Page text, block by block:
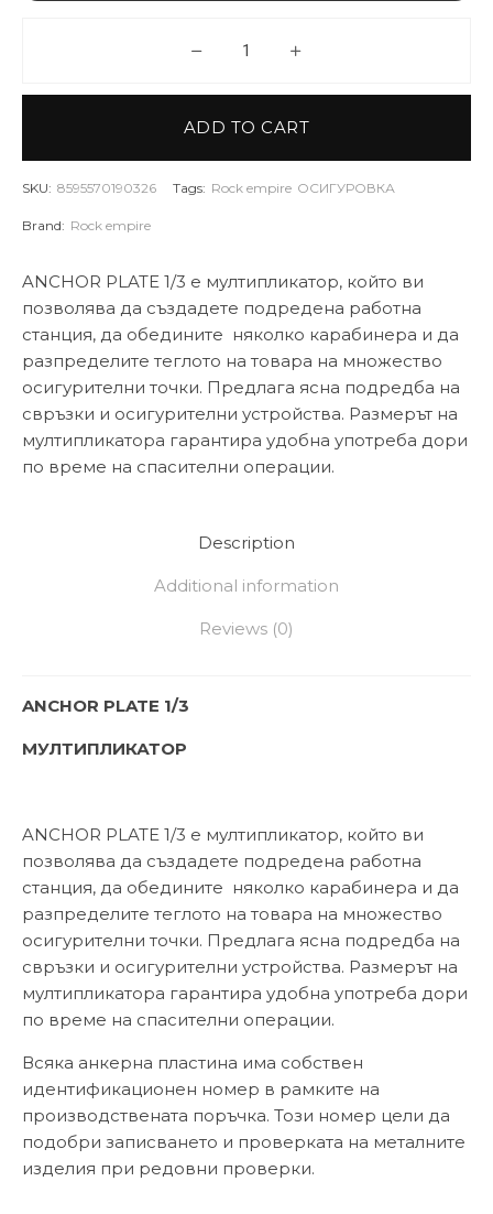
ANCHOR PLATE 1/3 е мултипликатор, който ви
позволява да създадете подредена работна
станция, да обедините няколко карабинера и да
разпределите теглото на товара на множество
осигурителни точки. Предлага ясна подредба на
свръзки и осигурителни устройства. Размерът на
мултипликатора гарантира удобна употреба дори
по време на спасителни операции.
Мултипликатор Rock Empire
ADD TO CART
SKU: 8595570190326 Tags: Rock empire ОСИГУРОВКА
Brand: Rock empire
Description
Additional information
Reviews (0)
ANCHOR PLATE 1/3
МУЛТИПЛИКАТОР
ANCHOR PLATE 1/3 е мултипликатор, който ви
позволява да създадете подредена работна
станция, да обедините няколко карабинера и да
разпределите теглото на товара на множество
осигурителни точки. Предлага ясна подредба на
свръзки и осигурителни устройства. Размерът на
мултипликатора гарантира удобна употреба дори
по време на спасителни операции.
Всяка анкерна пластина има собствен
идентификационен номер в рамките на
производствената поръчка. Този номер цели да
подобри записването и проверката на металните
изделия при редовни проверки.